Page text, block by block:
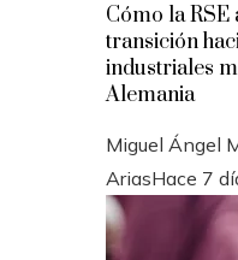
Cómo la RSE
transición
industriales
Alemania
Miguel Ángel
AriasHace 7